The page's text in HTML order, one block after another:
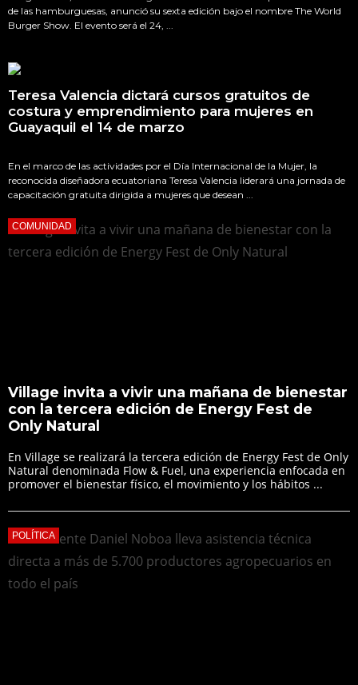
de las hamburguesas, anunció su sexta edición bajo el nombre The World
Burger Show. El evento será el 24, ...
Teresa Valencia dictará cursos gratuitos de
costura y emprendimiento para mujeres en
Guayaquil el 14 de marzo
En el marco de las actividades por el Día Internacional de la Mujer, la
reconocida diseñadora ecuatoriana Teresa Valencia liderará una jornada de
capacitación gratuita dirigida a mujeres que desean ...
COMUNIDAD
Village invita a vivir una mañana de bienestar
con la tercera edición de Energy Fest de
Only Natural
En Village se realizará la tercera edición de Energy Fest de Only
Natural denominada Flow & Fuel, una experiencia enfocada en
promover el bienestar físico, el movimiento y los hábitos ...
POLÍTICA